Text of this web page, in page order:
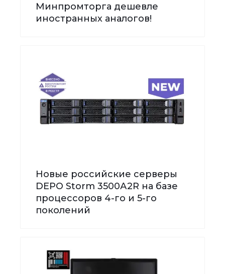
Минпромторга дешевле
иностранных аналогов!
Новые российские серверы
DEPO Storm 3500А2R на базе
процессоров 4-го и 5-го
поколений